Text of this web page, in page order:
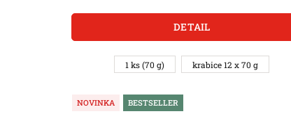
DETAIL
1 ks (70 g) krabice 12 x 70 g
NOVINKA BESTSELLER